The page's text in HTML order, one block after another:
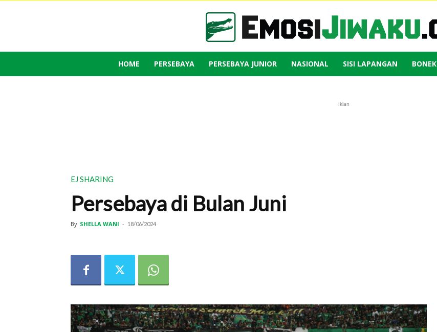
Emosi
HOME PERSEBAYA PERSEBAYA JUNIOR NASIONAL SISI LAPANGAN BONEK
Iklan
EJ SHARING
Persebaya di Bulan Juni
By SHELLA WANI - 18/06/2024